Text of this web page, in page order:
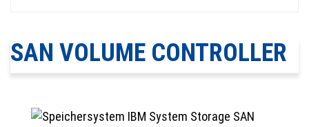
SAN VOLUME CONTROLLER